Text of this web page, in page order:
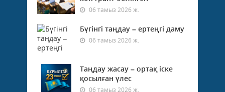
06 тамыз 2026 ж.
Бүгінгі таңдау – ертеңгі даму
06 тамыз 2026 ж.
Таңдау жасау – ортақ іске
қосылған үлес
06 тамыз 2026 ж.